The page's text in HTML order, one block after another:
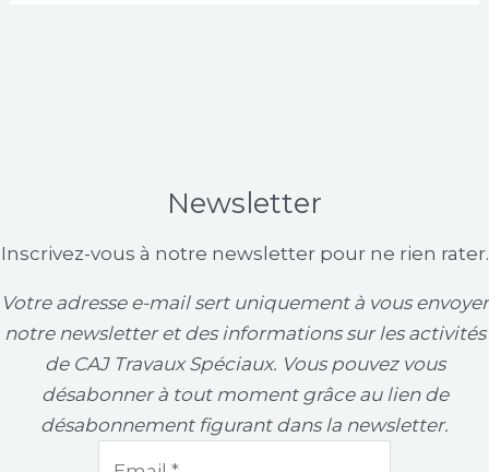
Newsletter
Inscrivez-vous à notre newsletter pour ne rien rater.
Votre adresse e-mail sert uniquement à vous envoyer
notre newsletter et des informations sur les activités
de CAJ Travaux Spéciaux. Vous pouvez vous
désabonner à tout moment grâce au lien de
désabonnement figurant dans la newsletter.